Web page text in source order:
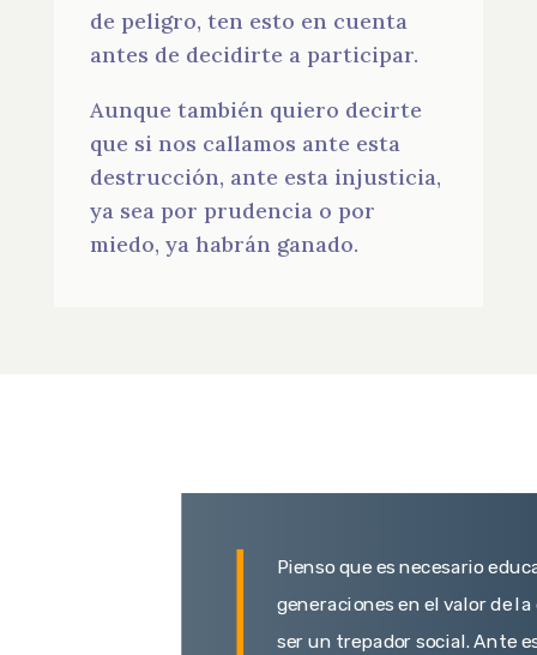
de peligro, ten esto en cuenta
antes de decidirte a participar.
Aunque también quiero decirte
que si nos callamos ante esta
destrucción, ante esta injusticia,
ya sea por prudencia o por
miedo, ya habrán ganado.
Pienso que es necesario
generaciones en el valor de
ser un trepador social. Ante